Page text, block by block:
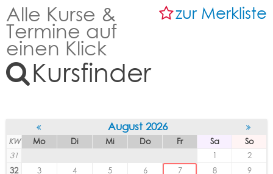
zur Merkliste
Alle Kurse &
Termine auf
einen Klick
Kursfinder
August 2026
KW Mo Di Mi Do Fr Sa
So
31
1
2
32
3 4 5 6 7 8
9